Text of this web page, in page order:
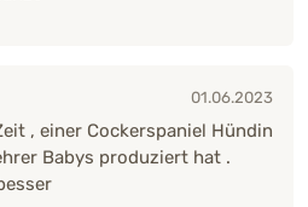
01.06.2023
, einer Cockerspaniel Hündin
Babys produziert hat .